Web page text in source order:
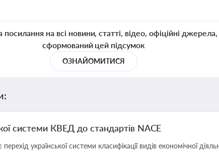
на всі новини, статті, відео, офіційні
сформований цей підсумок
ОЗНАЙОМИТИСЯ
системи КВЕД до стандартів NACE
української системи класифікації видів економічної